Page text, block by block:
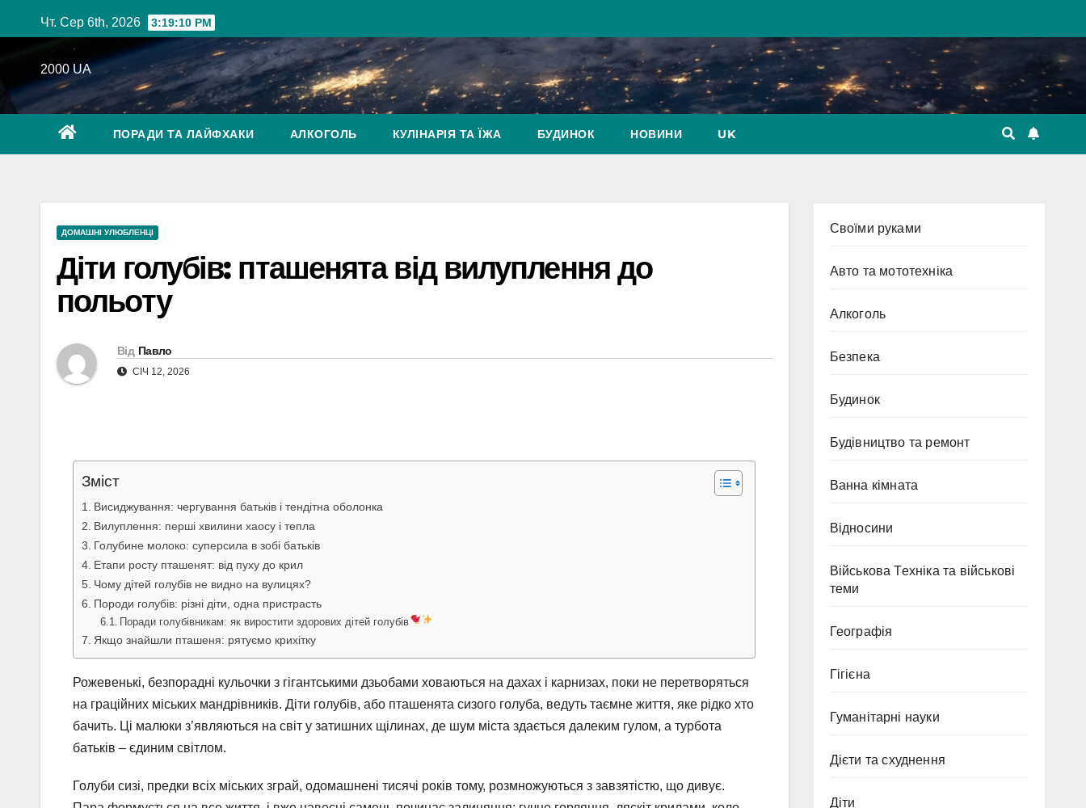
до
Чт. Сер 6th, 2026 3:19:11 PM
2000 UA
ПОРАДИ ТА ЛАЙФХАКИ АЛКОГОЛЬ КУЛІНАРІЯ ТА ЇЖА БУДИНОК НОВИНИ UK
ДОМАШНІ УЛЮБЛЕНЦІ
Діти голубів: пташенята від вилуплення до
польоту
Від Павло
СІЧ 12, 2026
Зміст
Висиджування: чергування батьків і тендітна оболонка
Вилуплення: перші хвилини хаосу і тепла
Голубине молоко: суперсила в зобі батьків
Етапи росту пташенят: від пуху до крил
Чому дітей голубів не видно на вулицях?
Породи голубів: різні діти, одна пристрасть
Поради голубівникам: як виростити здорових дітей голубів
Якщо знайшли пташеня: рятуємо крихітку
Рожевенькі, безпорадні кульочки з гігантськими дзьобами ховаються на дахах і карнизах, поки не перетворяться
на граційних міських мандрівників. Діти голубів, або пташенята сизого голуба, ведуть таємне життя, яке рідко хто
бачить. Ці малюки з’являються на світ у затишних щілинах, де шум міста здається далеким гулом, а турбота
батьків – єдиним світлом.
Голуби сизі, предки всіх міських зграй, одомашнені тисячі років тому, розмножуються з завзятістю, що дивує.
Cвоїми руками
Авто та мототехніка
Алкоголь
Безпека
Будинок
Будівництво та ремонт
Ванна кімната
Відносини
Військова Техніка та військові
теми
Географія
Гігієна
Гуманітарні науки
Дієти та схуднення
Діти